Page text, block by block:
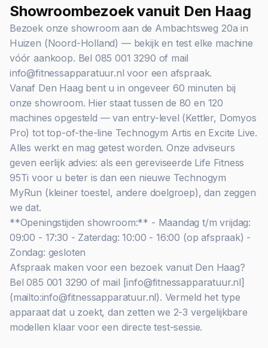
Showroombezoek vanuit Den Haag
Bezoek onze showroom aan de Ambachtsweg 20a in
Huizen (Noord-Holland) — bekijk en test elke machine
vóór aankoop. Bel 085 001 3290 of mail
info@fitnessapparatuur.nl voor een afspraak.
Vanaf Den Haag bent u in ongeveer 60 minuten bij
onze showroom. Hier staat tussen de 80 en 120
machines opgesteld — van entry-level (Kettler, Domyos
Pro) tot top-of-the-line Technogym Artis en Excite Live.
Alles werkt en mag getest worden. Onze adviseurs
geven eerlijk advies: als een gereviseerde Life Fitness
95Ti voor u beter is dan een nieuwe Technogym
MyRun (kleiner toestel, andere doelgroep), dan zeggen
we dat.
**Openingstijden showroom:** - Maandag t/m vrijdag:
09:00 - 17:30 - Zaterdag: 10:00 - 16:00 (op afspraak) -
Zondag: gesloten
Afspraak maken voor een bezoek vanuit Den Haag?
Bel 085 001 3290 of mail [info@fitnessapparatuur.nl]
(mailto:info@fitnessapparatuur.nl). Vermeld het type
apparaat dat u zoekt, dan zetten we 2-3 vergelijkbare
modellen klaar voor een directe test-sessie.